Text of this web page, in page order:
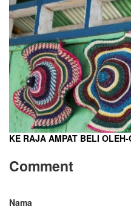
KE RAJA AMPAT BELI
Comment
Nama